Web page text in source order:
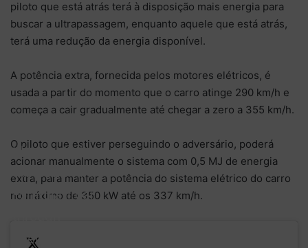
piloto que está atrás terá à disposição mais energia para
buscar a ultrapassagem, enquanto aquele que está atrás,
terá uma redução da energia disponível.
A potência extra, fornecida pelos motores elétricos, é
usada a partir do momento que o carro atinge 290 km/h e
começa a cair gradualmente até chegar a zero a 355 km/h.
O piloto que estiver perseguindo o adversário, poderá
acionar manualmente o sistema com 0,5 MJ de energia
extra, para manter a potência do sistema elétrico do carro
no máximo de 350 kW até os 337 km/h.
blueprint of
the 2026 FIA
Formula 1 car
every angle